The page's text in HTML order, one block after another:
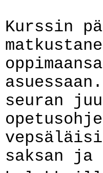
Kurssin
seuran
saksan